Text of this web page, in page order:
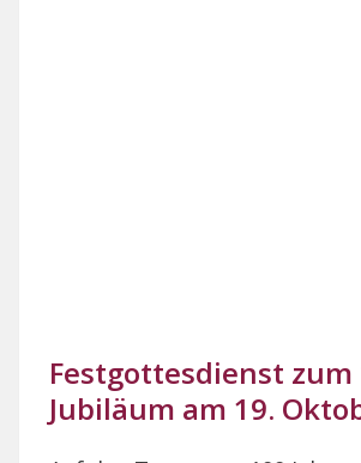
Festgottesdienst zum
Jubiläum am 19.